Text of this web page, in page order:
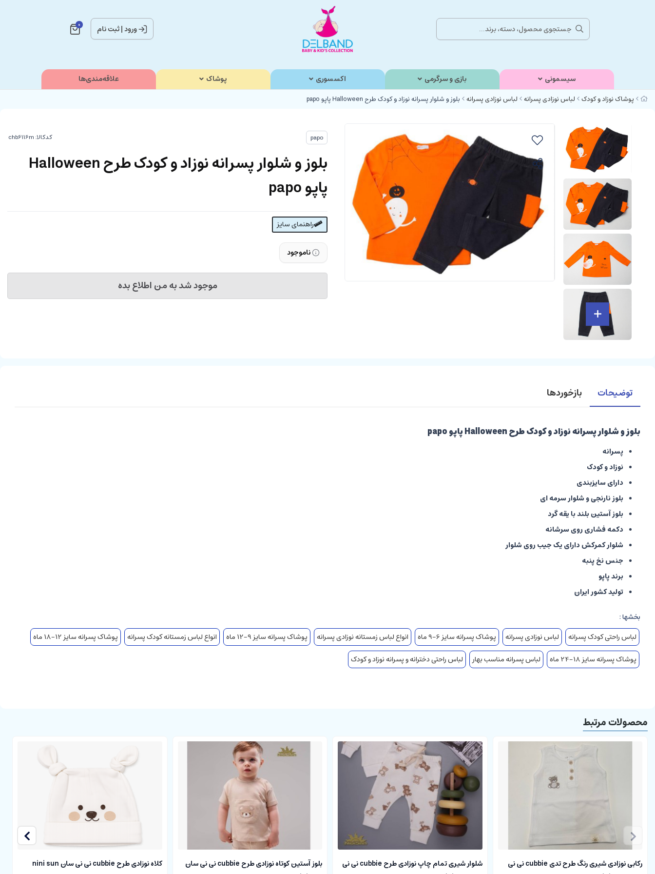
ورود|ثبت نام 0
سیسمونی بازی و سرگرمی اکسسوری پوشاک علاقه‌مندی‌ها
پوشاک نوزاد و کودک لباس نوزادی پسرانه لباس نوزادی پسرانه بلوز و شلوار پسرانه نوزاد و کودک طرح Halloween پاپو papo
papo کدکالا:
بلوز و شلوار پسرانه نوزاد و کودک طرح Halloween
پاپو papo
راهنمای سایز
ناموجود
موجود شد به من اطلاع بده
توضیحات بازخوردها
بلوز و شلوار پسرانه نوزاد و کودک طرح Halloween پاپو papo
پسرانه
نوزاد و کودک
دارای سایزبندی
بلوز نارنجی و شلوار سرمه ای
بلوز آستین بلند با یقه گرد
دکمه فشاری روی سرشانه
شلوار کمرکش دارای یک جیب روی شلوار
جنس نخ پنبه
برند پاپو
تولید کشور ایران
بخشها :
لباس راحتی کودک پسرانه
لباس نوزادی پسرانه پوشاک پسرانه سایز 6-9 ماه انواع لباس زمستانه نوزادی پسرانه پوشاک پسرانه سایز 9-12 ماه انواع لباس زمستانه کودک پسرانه
پوشاک پسرانه سایز 12-18 ماه
پوشاک پسرانه سایز 18-24 ماه
لباس پسرانه مناسب بهار لباس راحتی دخترانه و پسرانه نوزاد و کودک
محصولات مرتبط
رکابی نوزادی شیری رنگ طرح تدی cubbie نی نی
شلوار شیری تمام چاپ نوزادی طرح cubbie نی نی
بلوز آستین کوتاه نوزادی طرح cubbie نی نی سان
کلاه نوزادی طرح cubbie نی نی سان nini sun